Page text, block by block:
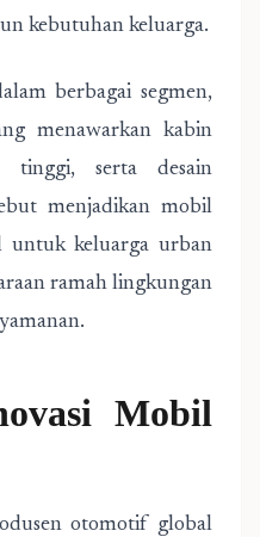
kebutuhan keluarga.
berbagai segmen,
menawarkan kabin
tinggi, serta desain
menjadikan mobil
untuk keluarga urban
ramah lingkungan
Mobil
otomotif global